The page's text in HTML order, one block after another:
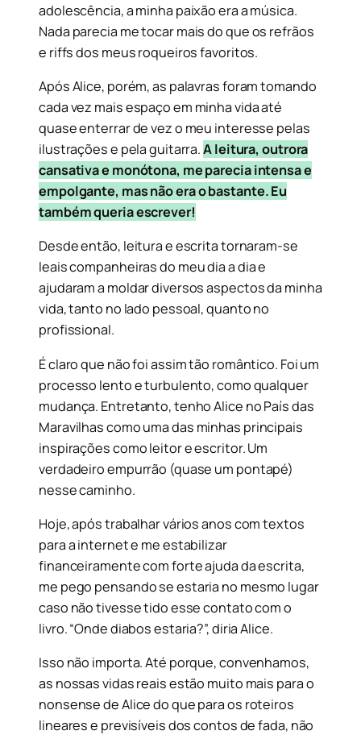
adolescência, a minha paixão era a música.
Nada parecia me tocar mais do que os refrãos
e riffs dos meus roqueiros favoritos.
Após Alice, porém, as palavras foram tomando
cada vez mais espaço em minha vida até
quase enterrar de vez o meu interesse pelas
ilustrações e pela guitarra.A leitura, outrora
cansativa e monótona, me parecia intensa e
empolgante, mas não era o bastante. Eu
também queria escrever!
Desde então, leitura e escrita tornaram-se
leais companheiras do meu dia a dia e
ajudaram a moldar diversos aspectos da minha
vida, tanto no lado pessoal, quanto no
profissional.
É claro que não foi assim tão romântico. Foi um
processo lento e turbulento, como qualquer
mudança. Entretanto, tenho Alice no País das
Maravilhas como uma das minhas principais
inspirações como leitor e escritor. Um
verdadeiro empurrão (quase um pontapé)
nesse caminho.
Hoje, após trabalhar vários anos com textos
para a internet e me estabilizar
financeiramente com forte ajuda da escrita,
me pego pensando se estaria no mesmo lugar
caso não tivesse tido esse contato com o
livro. “Onde diabos estaria?”, diria Alice.
Isso não importa. Até porque, convenhamos,
as nossas vidas reais estão muito mais para o
nonsense de Alice do que para os roteiros
lineares e previsíveis dos contos de fada, não